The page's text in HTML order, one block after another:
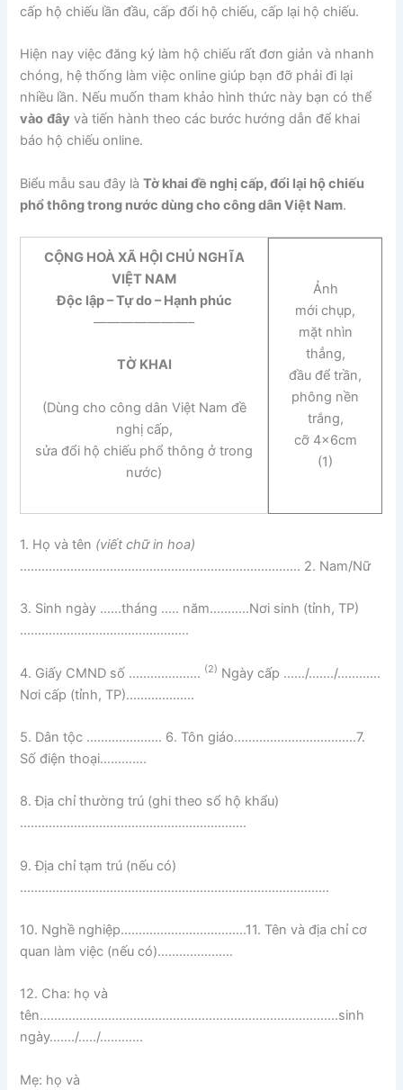
cấp hộ chiếu lần đầu, cấp đổi hộ chiếu, cấp lại hộ chiếu.
Hiện nay việc đăng ký làm hộ chiếu rất đơn giản và nhanh
chóng, hệ thống làm việc online giúp bạn đỡ phải đi lại
nhiều lần. Nếu muốn tham khảo hình thức này bạn có thể
vào đây và tiến hành theo các bước hướng dẫn để khai
báo hộ chiếu online.
Biểu mẫu sau đây làTờ khai đề nghị cấp, đổi lại hộ chiếu
phổ thông trong nước dùng cho công dân Việt Nam.
CỘNG HOÀ XÃ HỘI CHỦ NGHĨA
VIỆT NAM
Độc lập – Tự do – Hạnh phúc
———————–
TỜ KHAI
(Dùng cho công dân Việt Nam đề
nghị cấp,
sửa đổi hộ chiếu phổ thông ở trong
nước)
Ảnh
mới chụp,
mặt nhìn
thẳng,
đầu để trần,
phông nền
trắng,
cỡ 4x6cm
(1)
1. Họ và tên (viết chữ in hoa)
…………………………………………………………………… 2. Nam/Nữ
3. Sinh ngày ……tháng ….. năm………..Nơi sinh (tỉnh, TP)
………………………………………..
4. Giấy CMND số ……………….. (2) Ngày cấp ……/……./…………
Nơi cấp (tỉnh, TP)……………….
5. Dân tộc ………………… 6. Tôn giáo…………………………….7.
Số điện thoại………….
8. Địa chỉ thường trú (ghi theo sổ hộ khẩu)
………………………………………………………
9. Địa chỉ tạm trú (nếu có)
…………………………………………………………………………..
10. Nghề nghiệp……………………………..11. Tên và địa chỉ cơ
quan làm việc (nếu có)…………………
12. Cha: họ và
tên………………………………………………………………………..sinh
ngày……./…../…………
Mẹ: họ và